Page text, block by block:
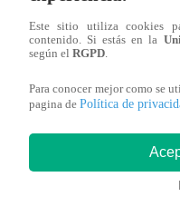
agredieron a dos
mujer jaló del cabello
hicieron viral en redes
Este sitio utiliza cookies
contenido. Si estás en la
según el RGPD.
Para conocer mejor como se
pagina de Política de